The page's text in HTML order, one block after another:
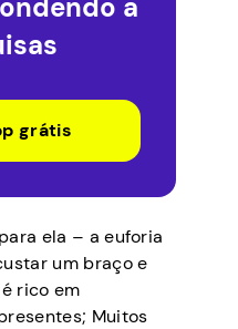
a
grátis
ela – a euforia
um braço e
rico em
Muitos